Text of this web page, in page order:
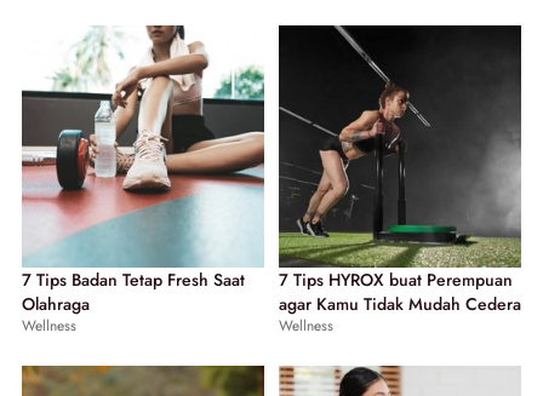
7 Tips Badan Tetap Fresh Saat
Olahraga
Wellness
7 Tips HYROX buat Perempuan
agar Kamu Tidak Mudah Cedera
Wellness